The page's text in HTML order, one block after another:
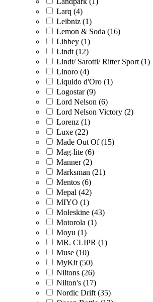
Larq (4)
Leibniz (1)
Lemon & Soda (16)
Libbey (1)
Lindt (12)
Lindt/ Sarotti/ Ritter Sport (1)
Linoro (4)
Liquido d'Oro (1)
Logostar (9)
Lord Nelson (6)
Lord Nelson Victory (2)
Lorenz (1)
Luxe (22)
Made Out Of (15)
Mag-lite (6)
Manner (2)
Marksman (21)
Mentos (6)
Mepal (42)
MIYO (1)
Moleskine (43)
Motorola (1)
Moyu (1)
MR. CLIPR (1)
Muse (10)
MyKit (50)
Niltons (26)
Nilton's (17)
Nordic Drift (35)